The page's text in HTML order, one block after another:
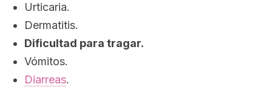
Urticaria.
Dermatitis.
Dificultad para tragar.
Vómitos.
Diarreas.